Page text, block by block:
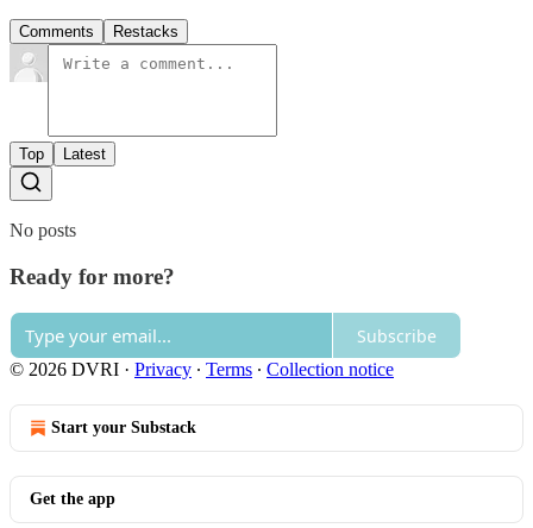
Comments Restacks
Top Latest
No posts
Ready for more?
Subscribe
© 2026 DVRI · Privacy ∙ Terms ∙ Collection notice
Start your Substack
Get the app